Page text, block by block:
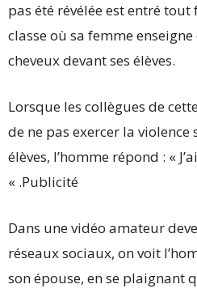
pas été révélée est entré
classe où sa femme
cheveux devant ses élèves.
Lorsque les collègues de
de ne pas exercer la
élèves, l’homme répond : «
« .Publicité
Dans une vidéo amateur
réseaux sociaux, on voit
son épouse, en se plaignant